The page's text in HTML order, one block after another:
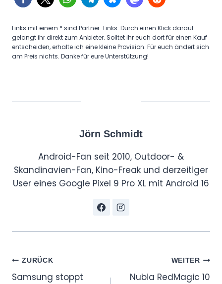
Links mit einem * sind Partner-Links. Durch einen Klick darauf
gelangt ihr direkt zum Anbieter. Solltet ihr euch dort für einen Kauf
entscheiden, erhalte ich eine kleine Provision. Für euch ändert sich
am Preis nichts. Danke für eure Unterstützung!
Jörn Schmidt
Android-Fan seit 2010, Outdoor- &
Skandinavien-Fan, Kino-Freak und derzeitiger
User eines Google Pixel 9 Pro XL mit Android 16
Beitragsnavigation
ZURÜCK
Samsung stoppt
WEITER
Nubia RedMagic 10